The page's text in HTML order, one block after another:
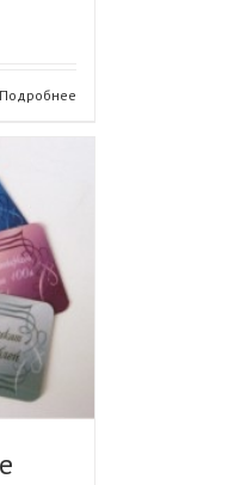
Подробнее